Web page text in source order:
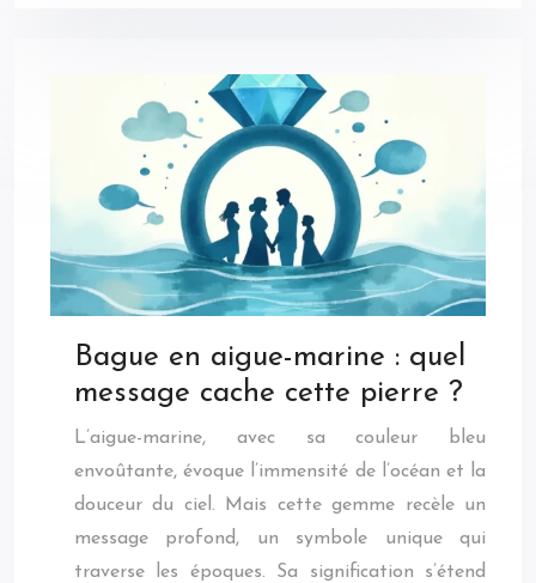
Bague en aigue-marine : quel
message cache cette pierre ?
L’aigue-marine, avec sa couleur bleu
envoûtante, évoque l’immensité de l’océan et la
douceur du ciel. Mais cette gemme recèle un
message profond, un symbole unique qui
traverse les époques. Sa signification s’étend